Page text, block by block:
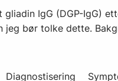
IgG (DGP-IgG)
bør tolke dette.
Diagnostisering